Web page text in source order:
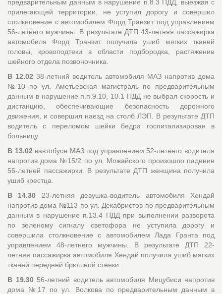
предварительным данным в нарушение п.8.3 ПДД, выезжая с
прилегающей территории, не уступил дорогу и совершил
столкновение с автомобилем Форд Транзит под управлением
56-летнего мужчины. В результате ДТП 43-летняя пассажирка
автомобиля Форд Транзит получила ушиб мягких тканей
головы, кровоподтеки в области подбородка, растяжение
шейного отдела позвоночника.
В 12.02 38-летний водитель автомобиля МАЗ напротив дома
№10 по ул. Аметьевская магистраль по предварительным
данным в нарушение п.п.9.10, 10.1 ПДД не выбрал скорость и
дистанцию, обеспечивающие безопасность дорожного
движения, и совершил наезд на столб ЛЭП. В результате ДТП
водитель с переломом шейки бедра госпитализирован в
больницу.
В 13.02 вавтобусе МАЗ под управлением 52-летнего водителя
напротив дома №15/2 по ул. Можайского произошло падение
56-летней пассажирки. В результате ДТП женщина получила
ушиб крестца.
В 14.30 23-летняя девушка-водитель автомобиля Хендай
напротив дома №113 по ул. Декабристов по предварительным
данным в нарушение п.13.4 ПДД при выполнении разворота
по зеленому сигналу светофора не уступила дорогу и
совершила столкновение с автомобилем Лада Гранта под
управлением 48-летнего мужчины. В результате ДТП 22-
летняя пассажирка автомобиля Хендай получила ушиб мягких
тканей передней брюшной стенки.
В 19.30 56-летний водитель автомобиля Мицубиси напротив
дома №17 по ул. Волкова по предварительным данным в